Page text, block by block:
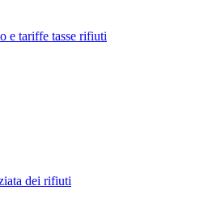
e tariffe tasse rifiuti
dei rifiuti